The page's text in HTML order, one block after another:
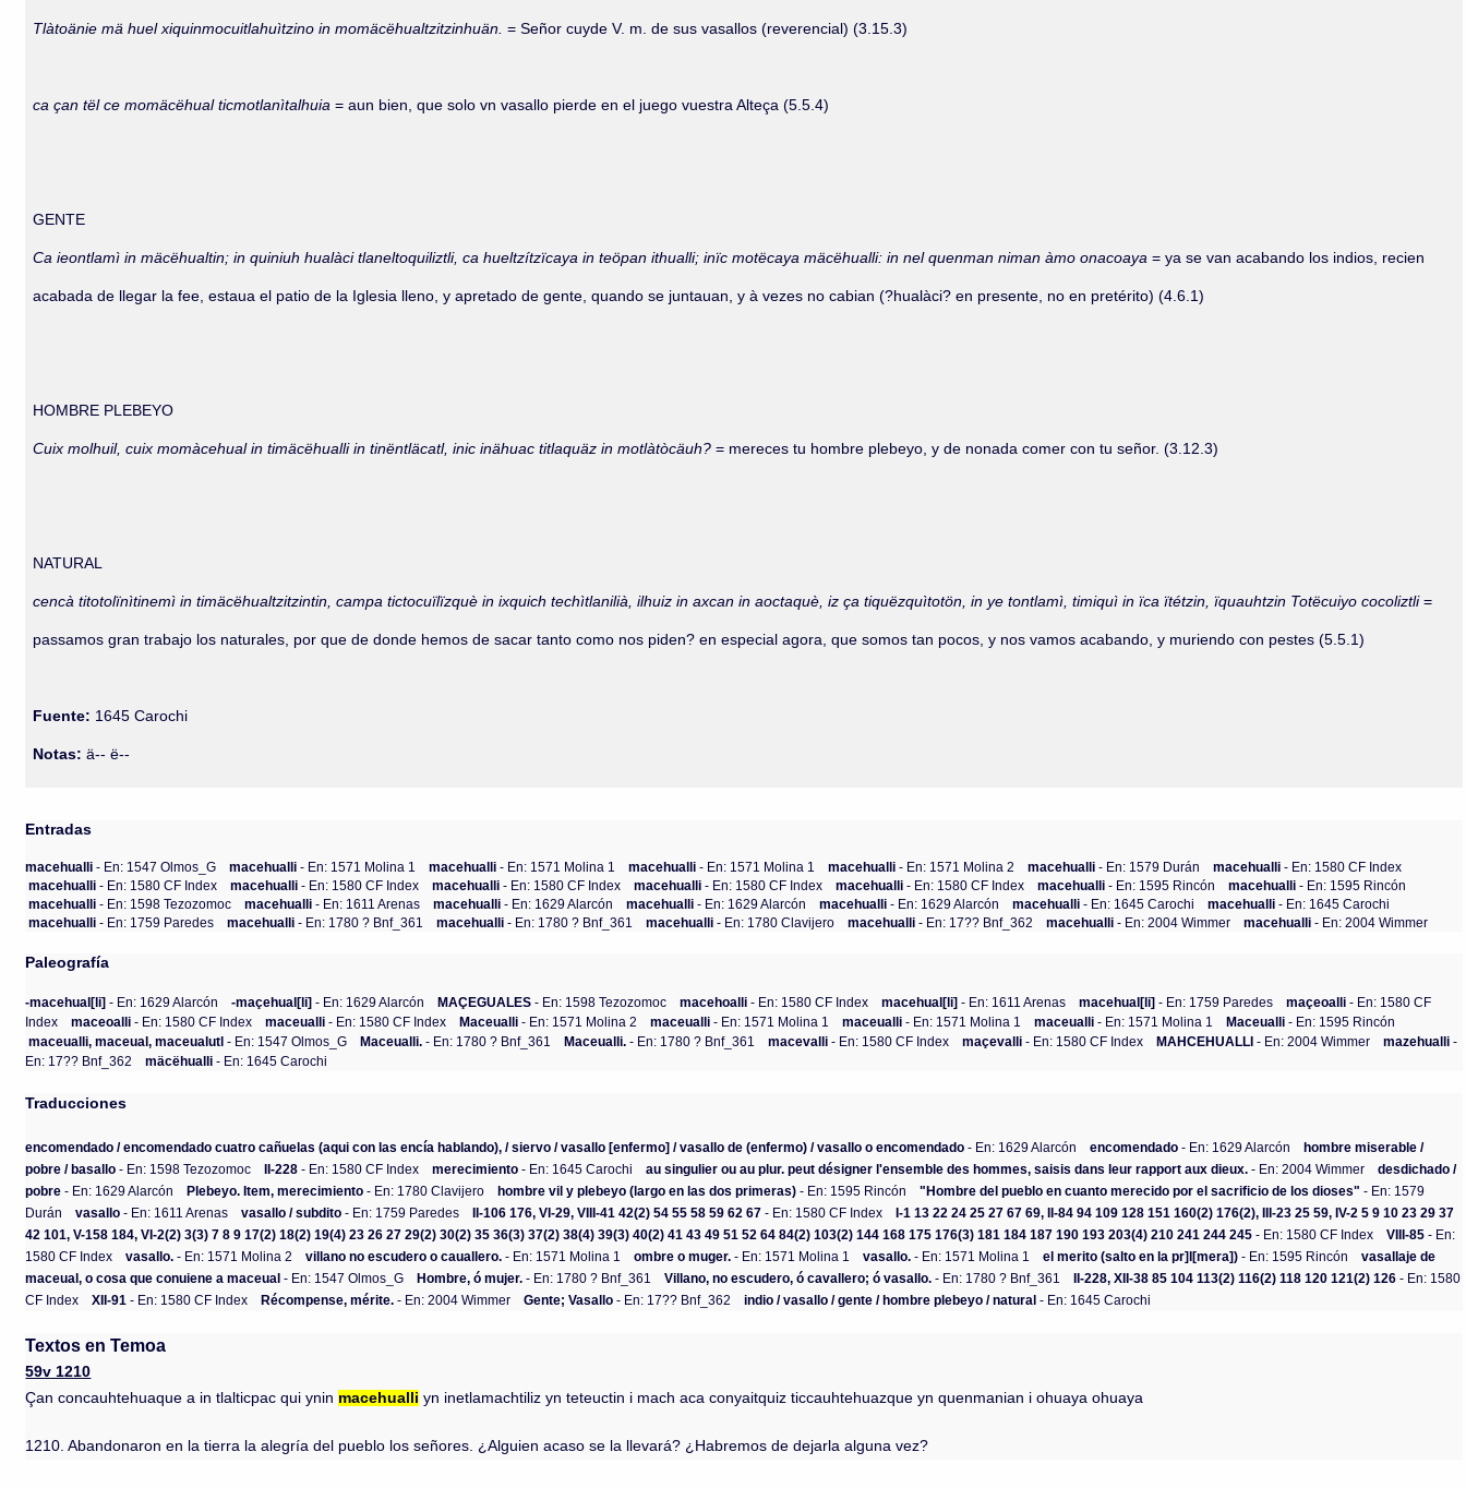
Tlàtoänie mä huel xiquinmocuitlahuìtzino in momäcëhualtzitzinhuän.= Señor cuyde V. m. de sus vasallos (reverencial) (3.15.3)
ca çan tël ce momäcëhual ticmotlanìtalhuia= aun bien, que solo vn vasallo pierde en el juego vuestra Alteça (5.5.4)
GENTE
Ca ieontlamì in mäcëhualtin; in quiniuh hualàci tlaneltoquiliztli, ca hueltzítzïcaya in teöpan ithualli; inïc motëcaya mäcëhualli: in nel quenman niman àmo onacoaya= ya se van acabando los indios, recien
acabada de llegar la fee, estaua el patio de la Iglesia lleno, y apretado de gente, quando se juntauan, y à vezes no cabian (?hualàci? en presente, no en pretérito) (4.6.1)
HOMBRE PLEBEYO
Cuix molhuil, cuix momàcehual in timäcëhualli in tinëntläcatl, inic inähuac titlaquäz in motlàtòcäuh?= mereces tu hombre plebeyo, y de nonada comer con tu señor. (3.12.3)
NATURAL
cencà titotolïnìtinemì in timäcëhualtzitzintin, campa tictocuïlïzquè in ixquich techìtlanilià, ilhuiz in axcan in aoctaquè, iz ça tiquëzquìtotön, in ye tontlamì, timiquì in ïca ïtétzin, ïquauhtzin Totëcuiyo cocoliztli=
passamos gran trabajo los naturales, por que de donde hemos de sacar tanto como nos piden? en especial agora, que somos tan pocos, y nos vamos acabando, y muriendo con pestes (5.5.1)
Fuente: 1645 Carochi
Notas: ä-- ë--
Entradas
macehualli- En: 1547 Olmos_G macehualli- En: 1571 Molina 1 macehualli- En: 1571 Molina 1 macehualli- En: 1571 Molina 1 macehualli- En: 1571 Molina 2 macehualli- En: 1579 Durán macehualli- En: 1580 CF Index
macehualli- En: 1580 CF Index macehualli- En: 1580 CF Index macehualli- En: 1580 CF Index macehualli- En: 1580 CF Index macehualli- En: 1580 CF Index macehualli- En: 1595 Rincón macehualli- En: 1595 Rincón
macehualli- En: 1598 Tezozomoc macehualli- En: 1611 Arenas macehualli- En: 1629 Alarcón macehualli- En: 1629 Alarcón macehualli- En: 1629 Alarcón macehualli- En: 1645 Carochi macehualli- En: 1645 Carochi
macehualli- En: 1759 Paredes macehualli- En: 1780 ? Bnf_361 macehualli- En: 1780 ? Bnf_361 macehualli- En: 1780 Clavijero macehualli- En: 17?? Bnf_362 macehualli- En: 2004 Wimmer macehualli- En: 2004 Wimmer
Paleografía
-macehual[li] - En: 1629 Alarcón -maçehual[li] - En: 1629 Alarcón MAÇEGUALES - En: 1598 Tezozomoc macehoalli - En: 1580 CF Index macehual[li] - En: 1611 Arenas macehual[li] - En: 1759 Paredes maçeoalli - En: 1580 CF
Index
maceoalli - En: 1580 CF Index maceualli - En: 1580 CF Index Maceualli - En: 1571 Molina 2 maceualli - En: 1571 Molina 1 maceualli - En: 1571 Molina 1 maceualli - En: 1571 Molina 1 Maceualli - En: 1595 Rincón
maceualli, maceual, maceualutl - En: 1547 Olmos_G Maceualli. - En: 1780 ? Bnf_361 Maceualli. - En: 1780 ? Bnf_361 macevalli - En: 1580 CF Index maçevalli - En: 1580 CF Index MAHCEHUALLI - En: 2004 Wimmer mazehualli -
En: 17?? Bnf_362
mäcëhualli - En: 1645 Carochi
Traducciones
encomendado / encomendado cuatro cañuelas (aqui con las encía hablando), / siervo / vasallo [enfermo] / vasallo de (enfermo) / vasallo o encomendado - En: 1629 Alarcón encomendado - En: 1629 Alarcón
hombre miserable /
pobre / basallo - En: 1598 Tezozomoc II-228 - En: 1580 CF Index merecimiento - En: 1645 Carochi au singulier ou au plur. peut désigner l'ensemble des hommes, saisis dans leur rapport aux dieux. - En: 2004 Wimmer
desdichado /
pobre - En: 1629 Alarcón Plebeyo. Item, merecimiento - En: 1780 Clavijero hombre vil y plebeyo (largo en las dos primeras) - En: 1595 Rincón "Hombre del pueblo en cuanto merecido por el sacrificio de los dioses" - En: 1579
Durán
vasallo - En: 1611 Arenas vasallo / subdito - En: 1759 Paredes II-106 176, VI-29, VIII-41 42(2) 54 55 58 59 62 67 - En: 1580 CF Index
I-1 13 22 24 25 27 67 69, II-84 94 109 128 151 160(2) 176(2), III-23 25 59, IV-2 5 9 10 23 29 37
42 101, V-158 184, VI-2(2) 3(3) 7 8 9 17(2) 18(2) 19(4) 23 26 27 29(2) 30(2) 35 36(3) 37(2) 38(4) 39(3) 40(2) 41 43 49 51 52 64 84(2) 103(2) 144 168 175 176(3) 181 184 187 190 193 203(4) 210 241 244 245 - En: 1580 CF Index VIII-85 - En:
1580 CF Index
vasallo. - En: 1571 Molina 2 villano no escudero o cauallero. - En: 1571 Molina 1 ombre o muger. - En: 1571 Molina 1 vasallo. - En: 1571 Molina 1 el merito (salto en la pr]I[mera]) - En: 1595 Rincón
vasallaje de
maceual, o cosa que conuiene a maceual - En: 1547 Olmos_G Hombre, ó mujer. - En: 1780 ? Bnf_361 Villano, no escudero, ó cavallero; ó vasallo. - En: 1780 ? Bnf_361 II-228, XII-38 85 104 113(2) 116(2) 118 120 121(2) 126 - En: 1580
CF Index
XII-91 - En: 1580 CF Index Récompense, mérite. - En: 2004 Wimmer Gente; Vasallo - En: 17?? Bnf_362 indio / vasallo / gente / hombre plebeyo / natural - En: 1645 Carochi
Textos en Temoa
59v 1210
Çan concauhtehuaque a in tlalticpac qui ynin macehualli yn inetlamachtiliz yn teteuctin i mach aca conyaitquiz ticcauhtehuazque yn quenmanian i ohuaya ohuaya
1210. Abandonaron en la tierra la alegría del pueblo los señores. ¿Alguien acaso se la llevará? ¿Habremos de dejarla alguna vez?